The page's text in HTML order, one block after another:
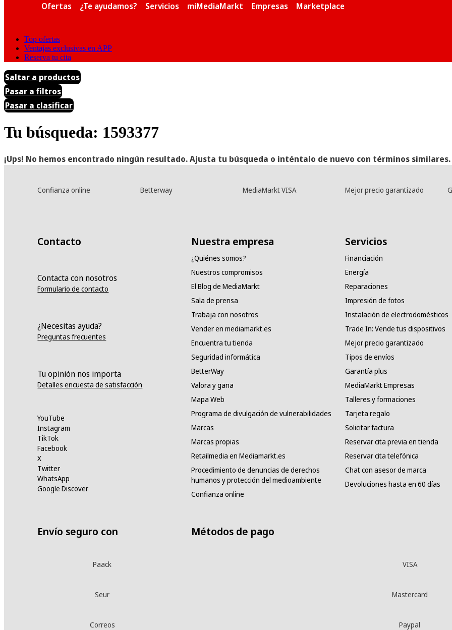
Ofertas ¿Te ayudamos? Servicios miMediaMarkt Empresas Marketplace
Top ofertas
Ventajas exclusivas en APP
Reserva tu cita
Saltar a productos
Pasar a filtros
Pasar a clasificar
Tu búsqueda: 1593377
¡Ups! No hemos encontrado ningún resultado. Ajusta tu búsqueda o inténtalo de nuevo con términos similares.
Confianza online Betterway MediaMarkt VISA Mejor precio garantizado
Contacto
Contacta con nosotros
Formulario de contacto
¿Necesitas ayuda?
Preguntas frecuentes
Tu opinión nos importa
Detalles encuesta de satisfacción
YouTube
Instagram
TikTok
Facebook
X
Twitter
WhatsApp
Google Discover
Nuestra empresa
¿Quiénes somos?
Nuestros compromisos
El Blog de MediaMarkt
Sala de prensa
Trabaja con nosotros
Vender en mediamarkt.es
Encuentra tu tienda
Seguridad informática
BetterWay
Valora y gana
Mapa Web
Programa de divulgación de vulnerabilidades
Marcas
Marcas propias
Retailmedia en Mediamarkt.es
Procedimiento de denuncias de derechos
humanos y protección del medioambiente
Confianza online
Servicios
Financiación
Energía
Reparaciones
Impresión de fotos
Instalación de electrodomésticos
Trade In: Vende tus dispositivos
Mejor precio garantizado
Tipos de envíos
Garantía plus
MediaMarkt Empresas
Talleres y formaciones
Tarjeta regalo
Solicitar factura
Reservar cita previa en tienda
Reservar cita telefónica
Chat con asesor de marca
Devoluciones hasta en 60 días
Envío seguro con
Paack
Seur
Correos
Métodos de pago
VISA
Mastercard
Paypal